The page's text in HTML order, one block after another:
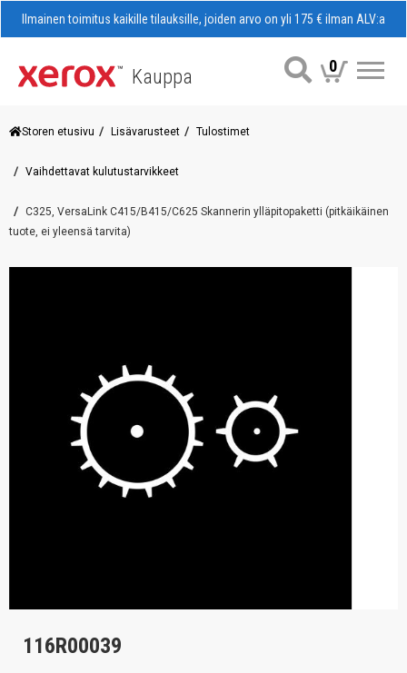
Ilmainen toimitus kaikille tilauksille, joiden arvo on yli 175 € ilman ALV:a
Kauppa 0
Storen etusivu Lisävarusteet Tulostimet
Vaihdettavat kulutustarvikkeet
C325, VersaLink C415/B415/C625 Skannerin ylläpitopaketti (pitkäikäinen
tuote, ei yleensä tarvita)
116R00039